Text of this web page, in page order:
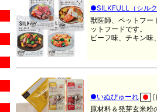
●SILKFULL（シル
獣医師、ペットフー
ットフードです。
ビーフ味、チキン味
●いぬぴゅーれ
原材料＆発芽玄米粉